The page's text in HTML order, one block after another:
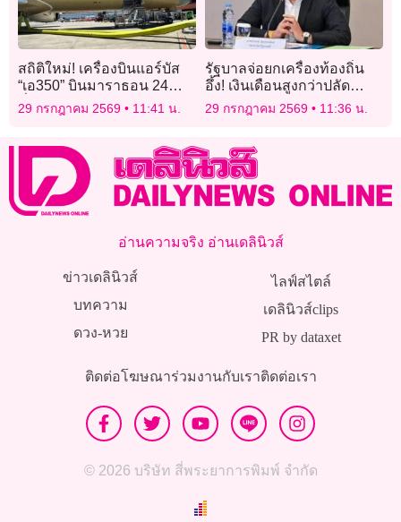
สถิติใหม่! เครื่องบินแอร์บัส
“เอ350” บินมาราธอน 24
ชั่วโมง จากออสเตรเลียสู่
ฝรั่งเศส
29 กรกฎาคม 2569 11:41 น.
รัฐบาลจ่อยกเครื่องท้องถิ่น
อึ้ง! เงินเดือนสูงกว่าปลัด
กระทรวง
29 กรกฎาคม 2569 11:36 น.
อ่านความจริง อ่านเดลินิวส์
ข่าวเดลินิวส์
บทความ
ดวง-หวย
ไลฟ์สไตล์
เดลินิวส์clips
PR by dataxet
ติดต่อโฆษณาร่วมงานกับเราติดต่อเรา
© 2026 บริษัท สี่พระยาการพิมพ์ จำกัด